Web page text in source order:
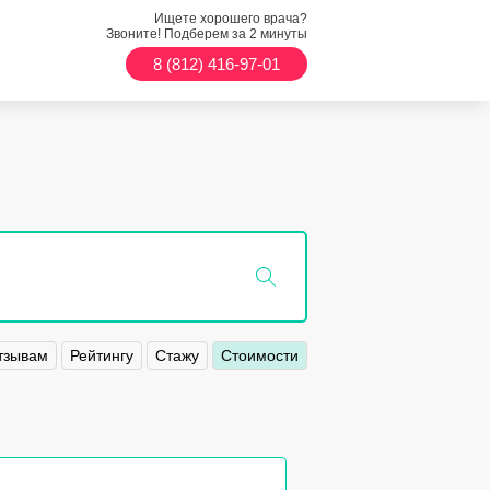
Ищете хорошего врача?
Звоните! Подберем за 2 минуты
8 (812) 416-97-01
Рейтингу Стажу Стоимости